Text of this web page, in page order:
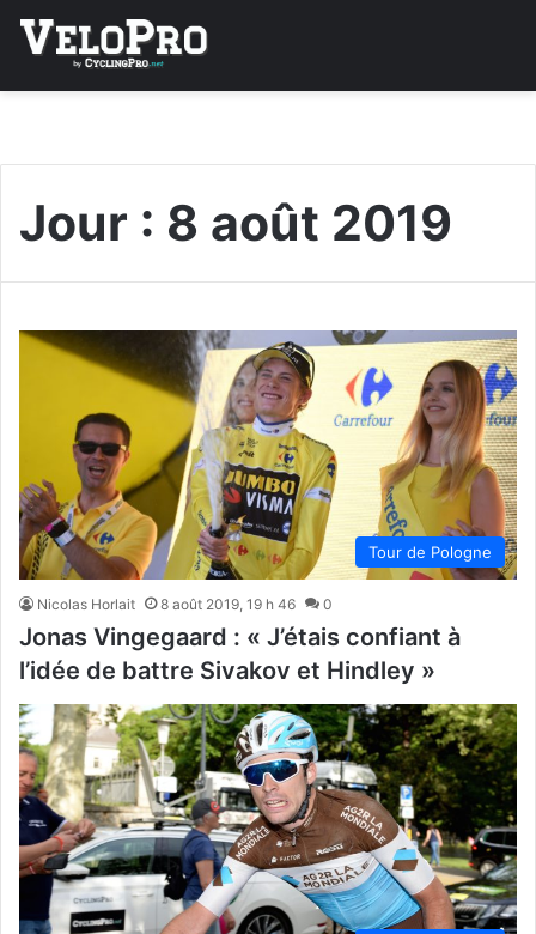
Jour : 8 août 2019
Tour de Pologne
Nicolas Horlait 8 août 2019, 19 h 46 0
Jonas Vingegaard : « J’étais confiant à
l’idée de battre Sivakov et Hindley »